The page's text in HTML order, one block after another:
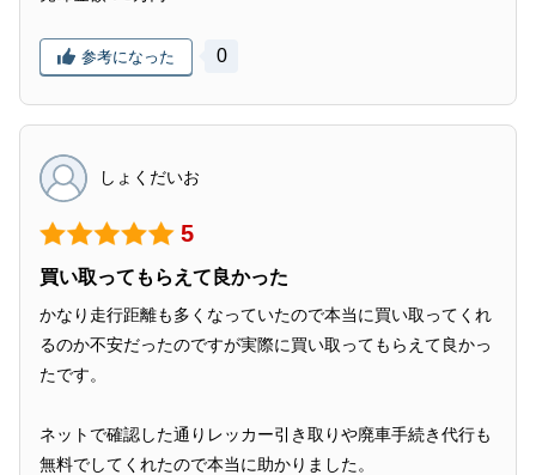
参考になった 0
しょくだいお
5
買い取ってもらえて良かった
かなり走行距離も多くなっていたので本当に買い取ってくれ
るのか不安だったのですが実際に買い取ってもらえて良かっ
たです。
ネットで確認した通りレッカー引き取りや廃車手続き代行も
無料でしてくれたので本当に助かりました。